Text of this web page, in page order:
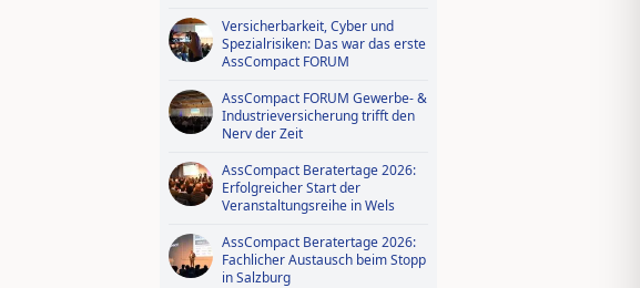
Versicherbarkeit, Cyber und
Spezialrisiken: Das war das erste
AssCompact FORUM
AssCompact FORUM Gewerbe- &
Industrieversicherung trifft den
Nerv der Zeit
AssCompact Beratertage 2026:
Erfolgreicher Start der
Veranstaltungsreihe in Wels
AssCompact Beratertage 2026:
Fachlicher Austausch beim Stopp
in Salzburg